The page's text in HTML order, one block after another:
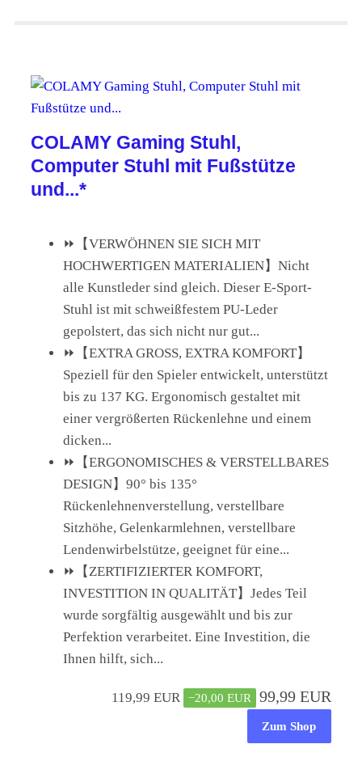
COLAMY Gaming Stuhl,
Computer Stuhl mit Fußstütze
und...*
⏩【VERWÖHNEN SIE SICH MIT
HOCHWERTIGEN MATERIALIEN】Nicht
alle Kunstleder sind gleich. Dieser E-Sport-
Stuhl ist mit schweißfestem PU-Leder
gepolstert, das sich nicht nur gut...
⏩【EXTRA GROSS, EXTRA KOMFORT】
Speziell für den Spieler entwickelt, unterstützt
bis zu 137 KG. Ergonomisch gestaltet mit
einer vergrößerten Rückenlehne und einem
dicken...
⏩【ERGONOMISCHES & VERSTELLBARES
DESIGN】90° bis 135°
Rückenlehnenverstellung, verstellbare
Sitzhöhe, Gelenkarmlehnen, verstellbare
Lendenwirbelstütze, geeignet für eine...
⏩【ZERTIFIZIERTER KOMFORT,
INVESTITION IN QUALITÄT】Jedes Teil
wurde sorgfältig ausgewählt und bis zur
Perfektion verarbeitet. Eine Investition, die
Ihnen hilft, sich...
119,99 EUR −20,00 EUR 99,99 EUR
Zum Shop